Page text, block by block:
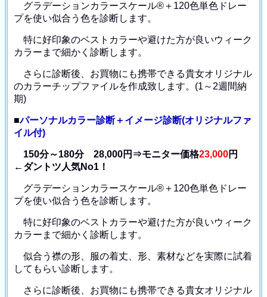
グラデーションカラースケール®＋120色単色ドレー
プを使い似合う色を診断します。
特に好印象のベストカラーや避けた方が良いウィーク
カラー まで細かく診断します。
さらに診断後、お買物にも携帯できる貴女オリジナル
のカラーチップファイルを作成致します。(1～2週間納
期)
■パーソナルカラー診断＋イメージ診断(オリジナルファ
イル付)
150分～180分 28,000円⇒モニター価格23,000円
←ダントツ人気No1！
グラデーションカラースケール®＋120色単色ドレー
プを使い似合う色を診断します。
特に好印象のベストカラーや避けた方が良いウィーク
カラー まで細かく診断します。
似合う襟の形、服の着丈、形、素材などを実際に試着
してもらい診断します。
さらに診断後、お買物にも携帯できる貴女オリジナル